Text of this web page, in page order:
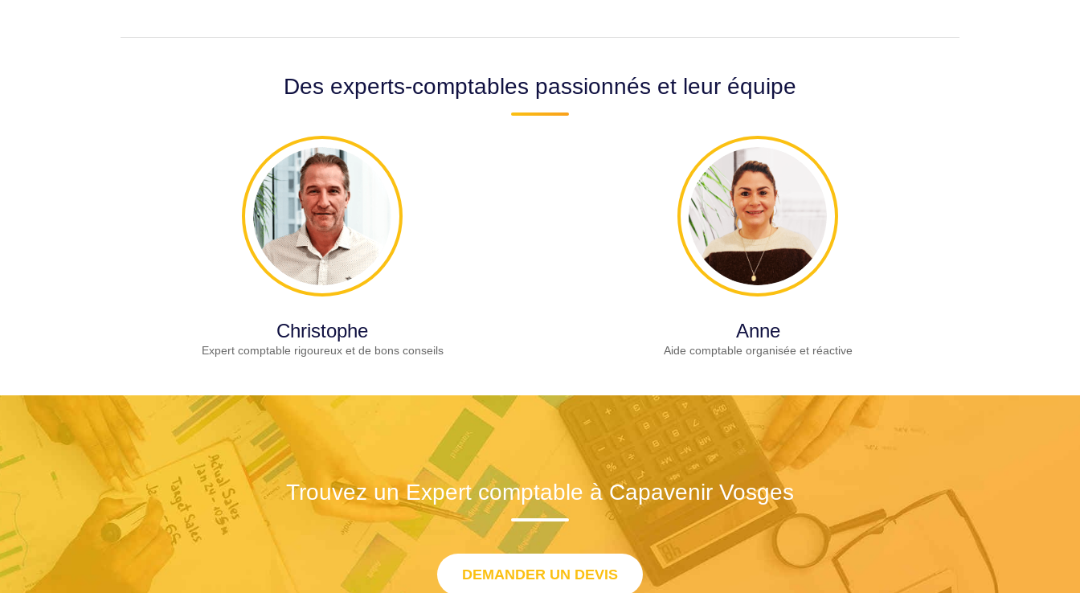
Des experts-comptables passionnés et leur équipe
Christophe
Expert comptable rigoureux et de bons conseils
Anne
Aide comptable organisée et réactive
Trouvez un Expert comptable à Capavenir Vosges
DEMANDER UN DEVIS